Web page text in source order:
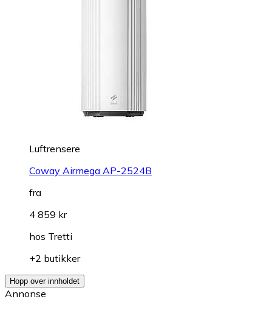
Luftrensere
Coway Airmega AP-2524B
fra
4 859 kr
hos Tretti
+2 butikker
Hopp over innholdet
Annonse